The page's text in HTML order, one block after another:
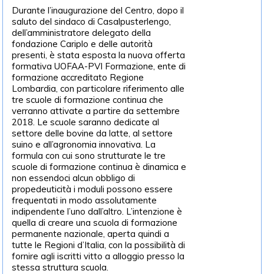
Durante l’inaugurazione del Centro, dopo il
saluto del sindaco di Casalpusterlengo,
dell’amministratore delegato della
fondazione Cariplo e delle autorità
presenti, è stata esposta la nuova offerta
formativa UOFAA-PVI Formazione, ente di
formazione accreditato Regione
Lombardia, con particolare riferimento alle
tre scuole di formazione continua che
verranno attivate a partire da settembre
2018. Le scuole saranno dedicate al
settore delle bovine da latte, al settore
suino e all’agronomia innovativa. La
formula con cui sono strutturate le tre
scuole di formazione continua è dinamica e
non essendoci alcun obbligo di
propedeuticità i moduli possono essere
frequentati in modo assolutamente
indipendente l’uno dall’altro. L’intenzione è
quella di creare una scuola di formazione
permanente nazionale, aperta quindi a
tutte le Regioni d’Italia, con la possibilità di
fornire agli iscritti vitto a alloggio presso la
stessa struttura scuola.